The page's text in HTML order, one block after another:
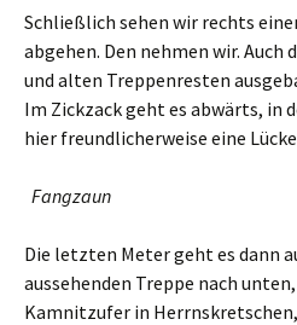
Schließlich sehen wir rechts
abgehen. Den nehmen wir.
und alten Treppenresten
Im Zickzack geht es abwärts, in
hier freundlicherweise eine
Fangzaun
Die letzten Meter geht es dann
aussehenden Treppe nach
Kamnitzufer in